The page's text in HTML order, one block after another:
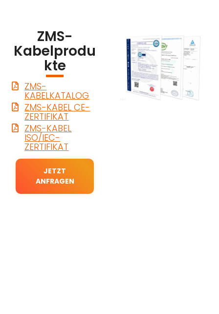
ZMS-
Kabelprodu
kte
ZMS-
KABELKATALOG
ZMS-KABEL CE-
ZERTIFIKAT
ZMS-KABEL
ISO/IEC-
ZERTIFIKAT
JETZT
ANFRAGEN